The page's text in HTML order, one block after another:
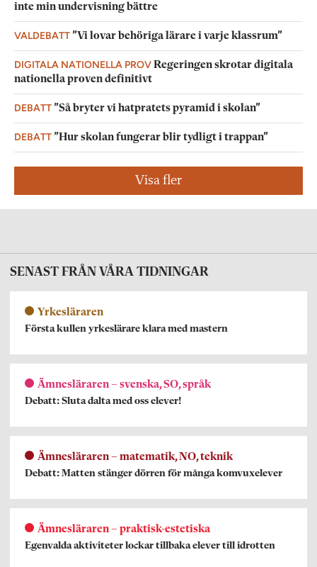
inte min undervisning bättre
VALDEBATT”Vi lovar behöriga lärare i varje klassrum”
DIGITALA NATIONELLA PROVRegeringen skrotar digitala
nationella proven definitivt
DEBATT”Så bryter vi hatpratets pyramid i skolan”
DEBATT”Hur skolan fungerar blir tydligt i trappan”
Visa fler
SENAST FRÅN VÅRA TIDNINGAR
Yrkesläraren
Första kullen yrkeslärare klara med mastern
Ämnesläraren – svenska, SO, språk
Debatt: Sluta dalta med oss elever!
Ämnesläraren – matematik, NO, teknik
Debatt: Matten stänger dörren för många komvuxelever
Ämnesläraren – praktisk-estetiska
Egenvalda aktiviteter lockar tillbaka elever till idrotten